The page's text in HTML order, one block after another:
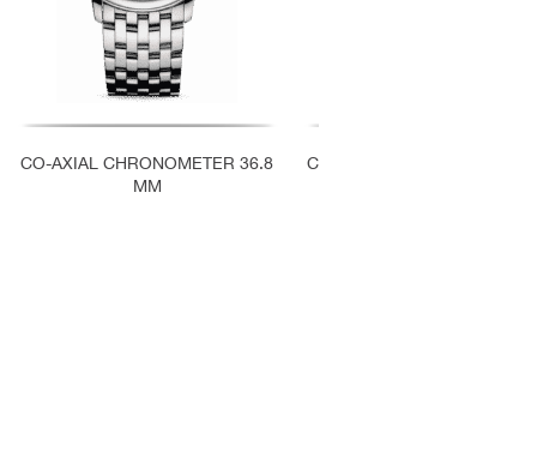
CO-AXIAL CHRONOMETER 36.8
MM
CO-AXIAL CHRONOMETER